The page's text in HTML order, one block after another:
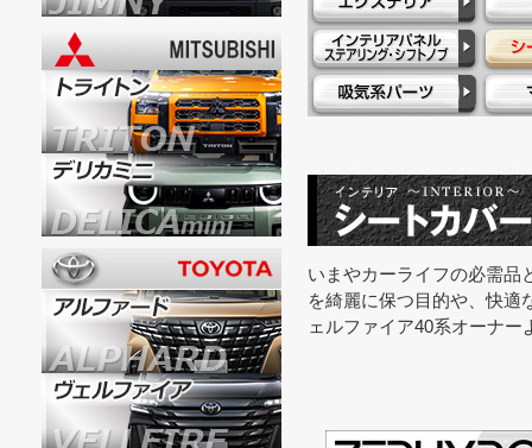
いまやカーライフの必需品
を綺麗に保つ目的や、快適
ェルファイア40系オーナ